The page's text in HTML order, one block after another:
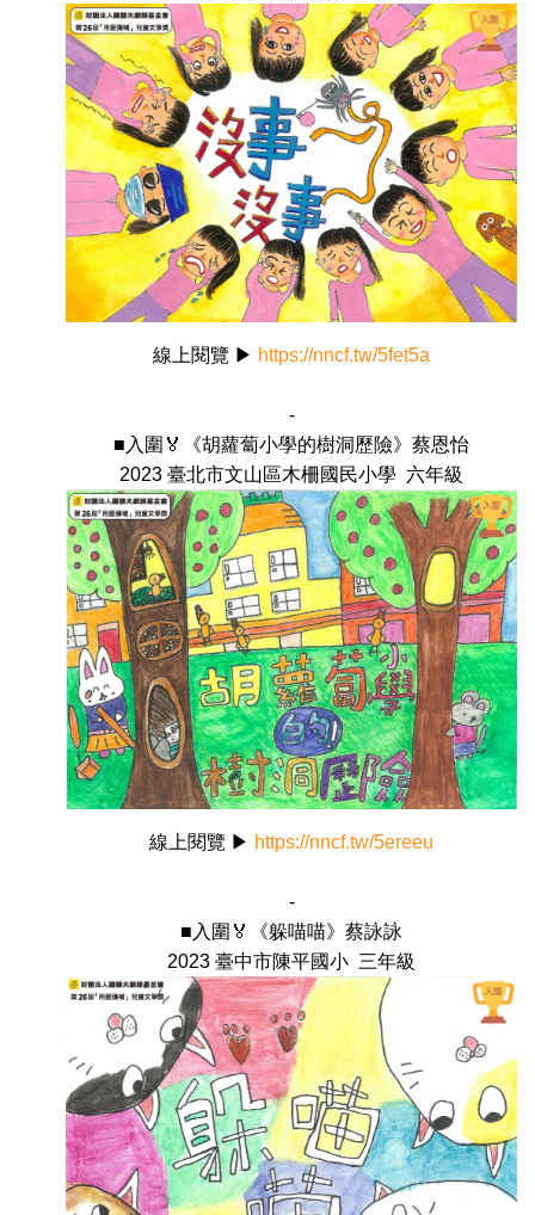
線上閱覽 ▶ https://nncf.tw/5fet5a
-
■入圍🏅《胡蘿蔔小學的樹洞歷險》蔡恩怡
2023 臺北市文山區木柵國民小學 六年級
線上閱覽 ▶ https://nncf.tw/5ereeu
-
■入圍🏅《躲喵喵》蔡詠詠
2023 臺中市陳平國小 三年級